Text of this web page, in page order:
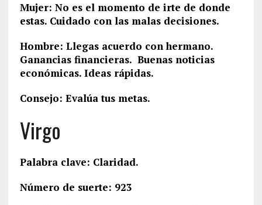
Mujer: No es el momento de irte de donde
estas. Cuidado con las malas decisiones.
Hombre: Llegas acuerdo con hermano.
Ganancias financieras. Buenas noticias
económicas. Ideas rápidas.
Consejo: Evalúa tus metas.
Virgo
Palabra clave: Claridad.
Número de suerte: 923